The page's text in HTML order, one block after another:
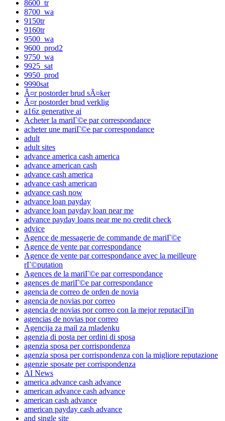
8600_tr
8700_wa
9150tr
9160tr
9500_wa
9600_prod2
9750_wa
9925_sat
9950_prod
9990sat
Ã¤r postorder brud sÃ¤ker
Ã¤r postorder brud verklig
a16z generative ai
Acheter la mariГ©e par correspondance
acheter une mariГ©e par correspondance
adult
adult sites
advance america cash america
advance american cash
advance cash america
advance cash american
advance cash now
advance loan payday
advance loan payday loan near me
advance payday loans near me no credit check
advice
Agence de messagerie de commande de mariГ©e
Agence de vente par correspondance
Agence de vente par correspondance avec la meilleure
rГ©putation
Agences de la mariГ©e par correspondance
agences de mariГ©e par correspondance
agencia de correo de orden de novia
agencia de novias por correo
agencia de novias por correo con la mejor reputaciГіn
agencias de novias por correo
Agencija za mail za mladenku
agenzia di posta per ordini di sposa
agenzia sposa per corrispondenza
agenzia sposa per corrispondenza con la migliore reputazione
agenzie sposate per corrispondenza
AI News
america advance cash advance
american advance cash advance
american cash advance
american payday cash advance
and single site